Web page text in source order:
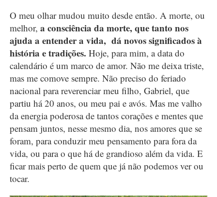
O meu olhar mudou muito desde então. A morte, ou
melhor, a consciência da morte, que tanto nos
ajuda a entender a vida, dá novos significados à
história e tradições. Hoje, para mim, a data do
calendário é um marco de amor. Não me deixa triste,
mas me comove sempre. Não preciso do feriado
nacional para reverenciar meu filho, Gabriel, que
partiu há 20 anos, ou meu pai e avós. Mas me valho
da energia poderosa de tantos corações e mentes que
pensam juntos, nesse mesmo dia, nos amores que se
foram, para conduzir meu pensamento para fora da
vida, ou para o que há de grandioso além da vida. E
ficar mais perto de quem que já não podemos ver ou
tocar.